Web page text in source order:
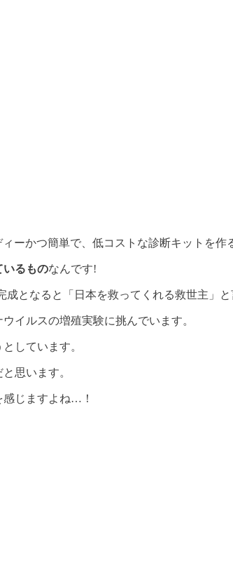
ィーかつ簡単で、低コストな診断キット を作
いるものなんです!
となると「 日本を救ってくれる救世主 」
イルスの増殖実験に挑んでいます。
しています。
思います。
感じますよね…！